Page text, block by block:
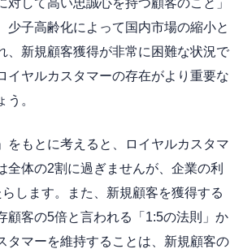
少子高齢化によって国内市場の縮小と
、新規顧客獲得が非常に困難な状況で
イヤルカスタマーの存在がより重要な
う。
をもとに考えると、ロイヤルカスタマ
全体の2割に過ぎませんが、企業の利
します。また、新規顧客を獲得する
顧客の5倍と言われる「1:5の法則」か
タマーを維持することは、新規顧客の